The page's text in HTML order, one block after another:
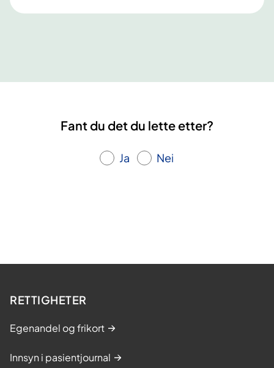
o
e
m
Fant du det du lette etter?
Ja Nei
RETTIGHETER
Egenandel og frikort
Innsyn i pasientjournal